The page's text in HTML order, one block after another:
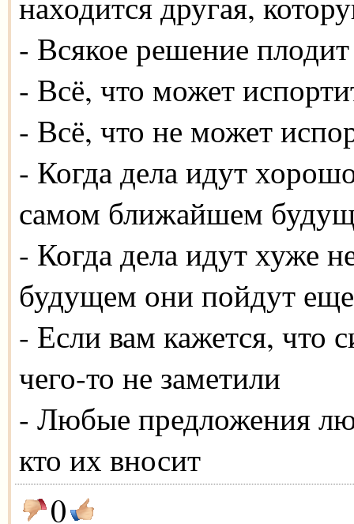
- Всякое решение
- Всё, что может
- Всё, что не может
- Когда дела идут
самом ближайшем
- Когда дела идут хуже
будущем они пойдут
- Если вам кажется, что
чего-то не заметили
- Любые предложения
кто их вносит
0